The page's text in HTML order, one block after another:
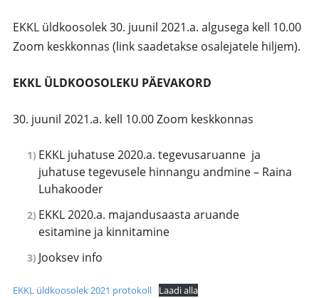
EKKL üldkoosolek 30. juunil 2021.a. algusega kell 10.00
Zoom keskkonnas (link saadetakse osalejatele hiljem).
EKKL ÜLDKOOSOLEKU PÄEVAKORD
30. juunil 2021.a. kell 10.00 Zoom keskkonnas
EKKL juhatuse 2020.a. tegevusaruanne ja
juhatuse tegevusele hinnangu andmine – Raina
Luhakooder
EKKL 2020.a. majandusaasta aruande
esitamine ja kinnitamine
Jooksev info
EKKL üldkoosolek 2021 protokoll Laadi alla